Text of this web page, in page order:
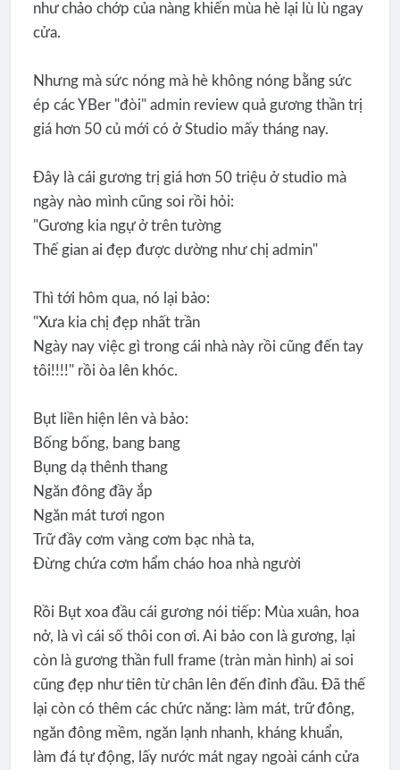
như chảo chớp của nàng khiến mùa hè lại lù lù ngay
cửa.
Nhưng mà sức nóng mà hè không nóng bằng sức
ép các YBer "đòi" admin review quả gương thần trị
giá hơn 50 củ mới có ở Studio mấy tháng nay.
Đây là cái gương trị giá hơn 50 triệu ở studio mà
ngày nào mình cũng soi rồi hỏi:
"Gương kia ngự ở trên tường
Thế gian ai đẹp được dường như chị admin"
Thì tới hôm qua, nó lại bảo:
"Xưa kia chị đẹp nhất trần
Ngày nay việc gì trong cái nhà này rồi cũng đến tay
tôi!!!!" rồi òa lên khóc.
Bụt liền hiện lên và bảo:
Bống bống, bang bang
Bụng dạ thênh thang
Ngăn đông đầy ắp
Ngăn mát tươi ngon
Trữ đầy cơm vàng cơm bạc nhà ta,
Đừng chứa cơm hẩm cháo hoa nhà người
Rồi Bụt xoa đầu cái gương nói tiếp: Mùa xuân, hoa
nở, là vì cái số thôi con ơi. Ai bảo con là gương, lại
còn là gương thần full frame (tràn màn hình) ai soi
cũng đẹp như tiên từ chân lên đến đỉnh đầu. Đã thế
lại còn có thêm các chức năng: làm mát, trữ đông,
ngăn đông mềm, ngăn lạnh nhanh, kháng khuẩn,
làm đá tự động, lấy nước mát ngay ngoài cánh cửa